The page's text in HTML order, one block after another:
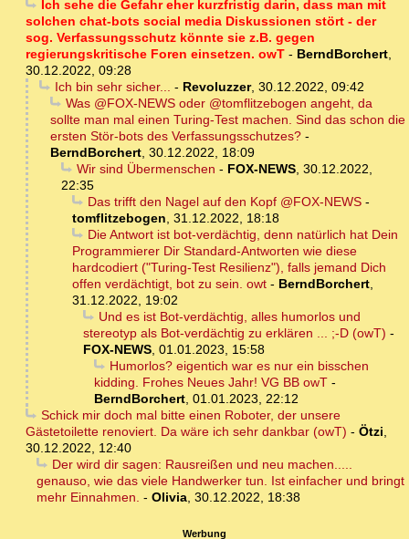
Ich sehe die Gefahr eher kurzfristig darin, dass man mit
solchen chat-bots social media Diskussionen stört - der
sog. Verfassungsschutz könnte sie z.B. gegen
regierungskritische Foren einsetzen. owT - BerndBorchert,
30.12.2022, 09:28
Ich bin sehr sicher... - Revoluzzer, 30.12.2022, 09:42
Was @FOX-NEWS oder @tomflitzebogen angeht, da
sollte man mal einen Turing-Test machen. Sind das schon die
ersten Stör-bots des Verfassungsschutzes? -
BerndBorchert, 30.12.2022, 18:09
Wir sind Übermenschen - FOX-NEWS, 30.12.2022,
22:35
Das trifft den Nagel auf den Kopf @FOX-NEWS-
tomflitzebogen, 31.12.2022, 18:18
Die Antwort ist bot-verdächtig, denn natürlich hat Dein
Programmierer Dir Standard-Antworten wie diese
hardcodiert ("Turing-Test Resilienz"), falls jemand Dich
offen verdächtigt, bot zu sein. owt - BerndBorchert,
31.12.2022, 19:02
Und es ist Bot-verdächtig, alles humorlos und
stereotyp als Bot-verdächtig zu erklären ... ;-D (owT) -
FOX-NEWS, 01.01.2023, 15:58
Humorlos? eigentich war es nur ein bisschen
kidding. Frohes Neues Jahr! VG BB owT -
BerndBorchert, 01.01.2023, 22:12
Schick mir doch mal bitte einen Roboter, der unsere
Gästetoilette renoviert. Da wäre ich sehr dankbar (owT) - Ötzi,
30.12.2022, 12:40
Der wird dir sagen: Rausreißen und neu machen.....
genauso, wie das viele Handwerker tun. Ist einfacher und bringt
mehr Einnahmen. - Olivia, 30.12.2022, 18:38
Werbung